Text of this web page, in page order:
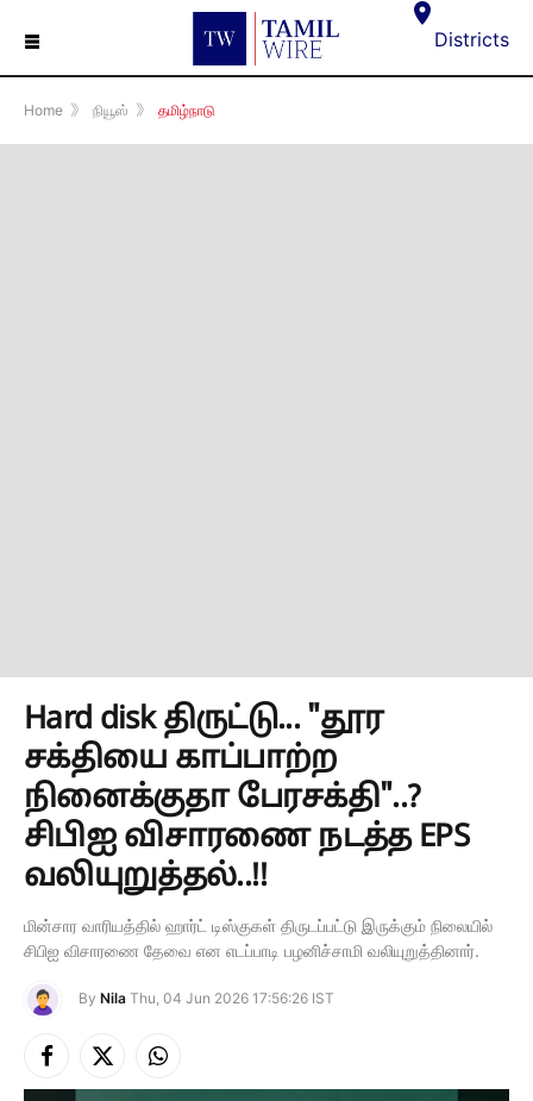
☰ Districts
Home 》 நியூஸ் 》 தமிழ்நாடு
Hard disk திருட்டு... "தூர
சக்தியை காப்பாற்ற
நினைக்குதா பேரசக்தி"..?
சிபிஐ விசாரணை நடத்த EPS
வலியுறுத்தல்..!!
மின்சார வாரியத்தில் ஹார்ட் டிஸ்குகள் திருடப்பட்டு இருக்கும் நிலையில்
சிபிஐ விசாரணை தேவை என எடப்பாடி பழனிச்சாமி வலியுறுத்தினார்.
By Nila Thu, 04 Jun 2026 17:56:26 IST
Facebook
X
(Twitter)
Instagram